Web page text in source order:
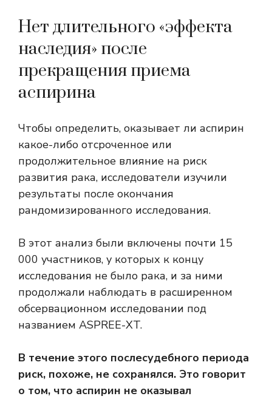
Нет длительного «эффекта
наследия» после
прекращения приема
аспирина
Чтобы определить, оказывает ли аспирин
какое-либо отсроченное или
продолжительное влияние на риск
развития рака, исследователи изучили
результаты после окончания
рандомизированного исследования.
В этот анализ были включены почти 15
000 участников, у которых к концу
исследования не было рака, и за ними
продолжали наблюдать в расширенном
обсервационном исследовании под
названием ASPREE-XT.
В течение этого послесудебного периода
риск, похоже, не сохранялся. Это говорит
о том, что аспирин не оказывал